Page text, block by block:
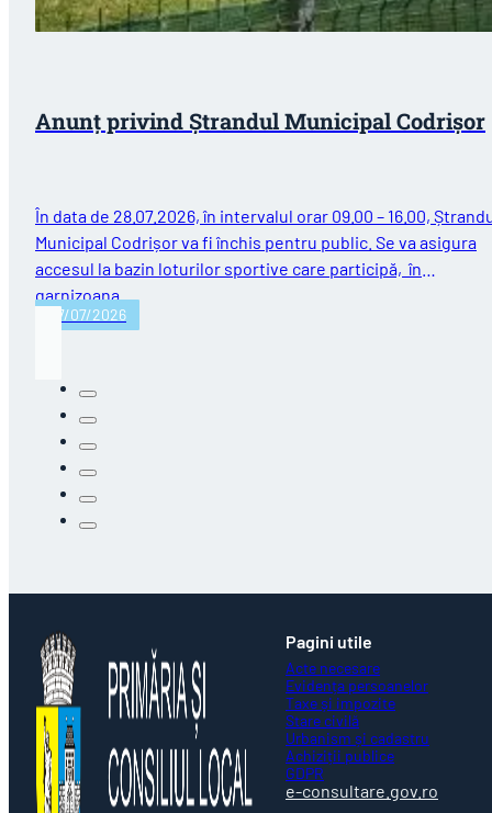
Anunț privind Ștrandul Municipal Codrișor
În data de 28.07.2026, în intervalul orar 09.00 – 16.00,
Municipal Codrișor va fi închis pentru public. Se va asigura
accesul la bazin loturilor sportive care participă, în
garnizoana…
27/07/2026
Pagini utile
Acte necesare
Evidența persoanelor
Taxe și impozite
Stare civilă
Urbanism și cadastru
Achiziții publice
GDPR
e-consultare.gov.ro